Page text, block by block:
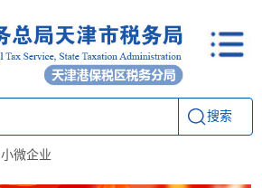
搜索
小微企业